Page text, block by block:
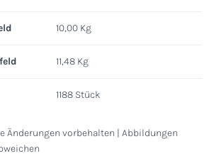
10,00 Kg
11,48 Kg
1188 Stück
Änderungen vorbehalten | Abbildungen